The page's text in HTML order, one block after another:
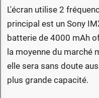
L'écran utilise 2
principal est un Sony
batterie de 4000 mAh
la moyenne du marché
elle sera sans doute
plus grande capacité.